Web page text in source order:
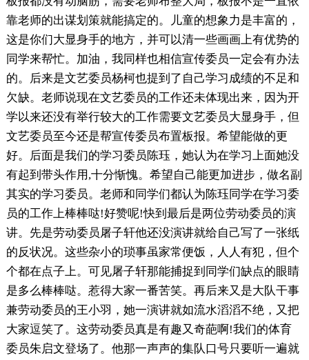
靠老师的出谋划策就能搞定的。儿童的想象力是丰富的，
这是你们大显身手的地方，并可以清一些画画上有优势的
同学来帮忙。加油，我同样也相信宣传委员一定会有办法
的。后来是文艺委员杨柯也提到了自己学习成绩的不足和
欠缺。老师说现在文艺委员的工作还未体现出来，因为开
学以来还没有举行较大的工作需要文艺委员大显身手，但
文艺委员至今还是帮宣传委员布置板报。希望能做的更
好。后面是我们的学习委员陈珏，她认为在学习上面她没
有起到带头作用,十分惭愧。希望自己能更加进步，做名副
其实的学习委员。老师和同学们都认为陈珏同学在学习委
员的工作上棒棒哒!好赞呢!快到最后是两位劳动委员的演
讲。先是劳动委员屠子轩他还没演讲就给自己写了一张纸
的反状况。这些杂小的琐事虽家常便饭，人人有犯，但个
个都在点子上。可见屠子轩那能捕捉到同学们缺点的眼睛
是多么棒棒哒。惹得大家一番苦笑。再后来又是大队干事
兼劳动委员的王小羽，她一演讲就如流水滔滔不绝，又把
大家逗笑了。这劳动委员真是有趣又奇葩啊!我们的体育
委员朱启文登场了。他那一声声的集队口号只要听一遍就